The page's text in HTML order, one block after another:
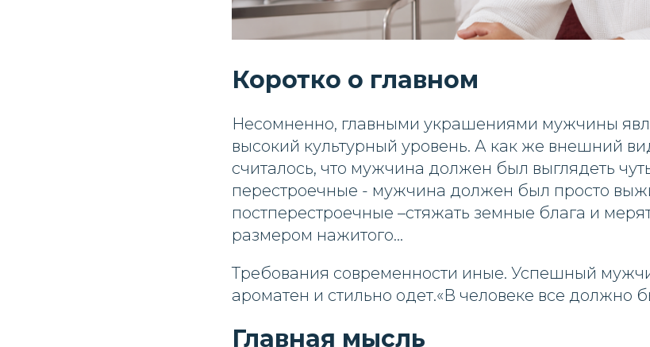
Коротко о главном
Несомненно, главными украшениями мужчины
высокий культурный уровень. А как же внешний
считалось, что мужчина должен был выглядеть
перестроечные - мужчина должен был просто
постперестроечные –стяжать земные блага и
размером нажитого…
Требования современности иные. Успешный
ароматен и стильно одет.«В человеке все должно
Главная мысль